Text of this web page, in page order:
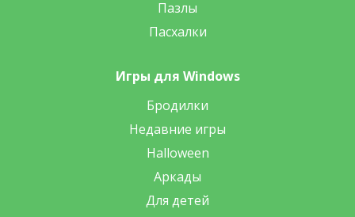
Пазлы
Пасхалки
Игры для Windows
Бродилки
Недавние игры
Halloween
Аркады
Для детей